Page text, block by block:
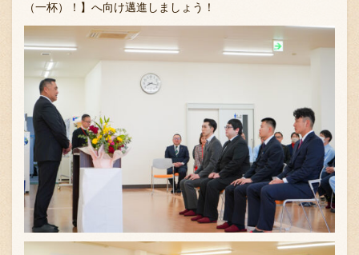
FC加盟店募集
会社案内
お知らせ
（一杯）！】へ向け邁進しましょう！